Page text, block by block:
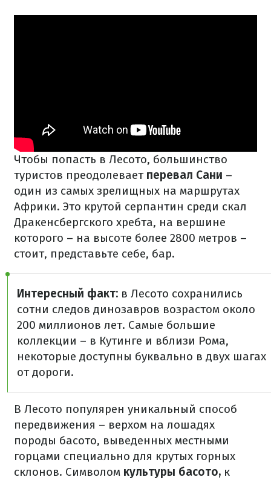
Чтобы попасть в Лесото, большинство
туристов преодолевает перевал Сани –
один из самых зрелищных на маршрутах
Африки. Это крутой серпантин среди скал
Дракенсбергского хребта, на вершине
которого – на высоте более 2800 метров –
стоит, представьте себе, бар.
Интересный факт: в Лесото сохранились
сотни следов динозавров возрастом около
200 миллионов лет. Самые большие
коллекции – в Кутинге и вблизи Рома,
некоторые доступны буквально в двух шагах
от дороги.
В Лесото популярен уникальный способ
передвижения – верхом на лошадях
породы басото, выведенных местными
горцами специально для крутых горных
склонов. Символом культуры басото, к